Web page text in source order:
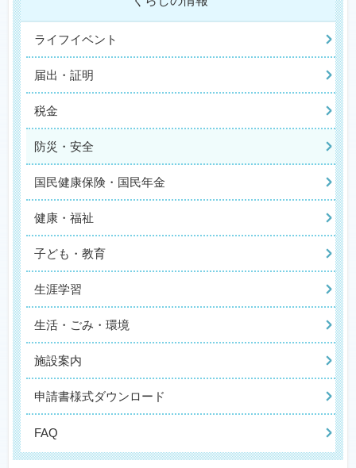
ライフイベント
届出・証明
税金
防災・安全
国民健康保険・国民年金
健康・福祉
子ども・教育
生涯学習
生活・ごみ・環境
施設案内
申請書様式ダウンロード
FAQ